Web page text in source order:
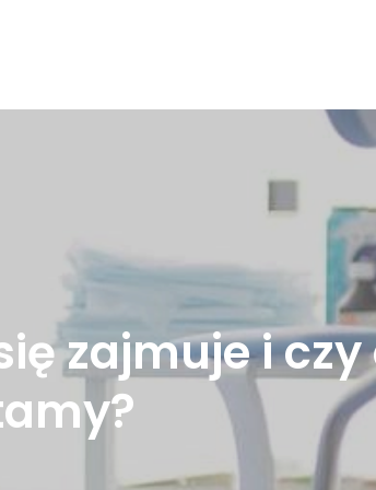
zajmuje i czy